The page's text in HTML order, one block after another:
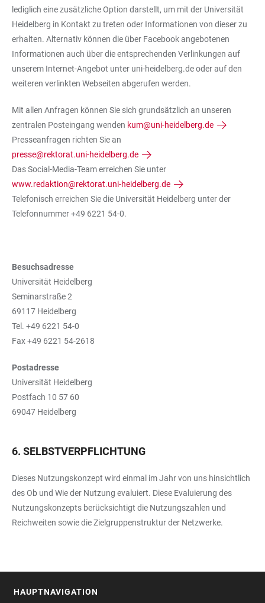
lediglich eine zusätzliche Option darstellt, um mit der Universität
Heidelberg in Kontakt zu treten oder Informationen von dieser zu
erhalten. Alternativ können die über Facebook angebotenen
Informationen auch über die entsprechenden Verlinkungen auf
unserem Internet-Angebot unter uni-heidelberg.de oder auf den
weiteren verlinkten Webseiten abgerufen werden.
Mit allen Anfragen können Sie sich grundsätzlich an unseren
zentralen Posteingang wenden kum@uni-heidelberg.de
Presseanfragen richten Sie an
presse@rektorat.uni-heidelberg.de
Das Social-Media-Team erreichen Sie unter
www.redaktion@rektorat.uni-heidelberg.de
Telefonisch erreichen Sie die Universität Heidelberg unter der
Telefonnummer +49 6221 54-0.
Besuchsadresse
Universität Heidelberg
Seminarstraße 2
69117 Heidelberg
Tel. +49 6221 54-0
Fax +49 6221 54-2618
Postadresse
Universität Heidelberg
Postfach 10 57 60
69047 Heidelberg
6. SELBSTVERPFLICHTUNG
Dieses Nutzungskonzept wird einmal im Jahr von uns hinsichtlich
des Ob und Wie der Nutzung evaluiert. Diese Evaluierung des
Nutzungskonzepts berücksichtigt die Nutzungszahlen und
Reichweiten sowie die Zielgruppenstruktur der Netzwerke.
HAUPTNAVIGATION